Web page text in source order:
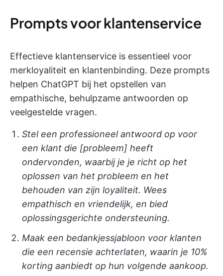
Prompts voor klantenservice
Effectieve klantenservice is essentieel voor
merkloyaliteit en klantenbinding. Deze prompts
helpen ChatGPT bij het opstellen van
empathische, behulpzame antwoorden op
veelgestelde vragen.
Stel een professioneel antwoord op voor
een klant die [probleem] heeft
ondervonden, waarbij je je richt op het
oplossen van het probleem en het
behouden van zijn loyaliteit. Wees
empathisch en vriendelijk, en bied
oplossingsgerichte ondersteuning.
Maak een bedankjessjabloon voor klanten
die een recensie achterlaten, waarin je 10%
korting aanbiedt op hun volgende aankoop.